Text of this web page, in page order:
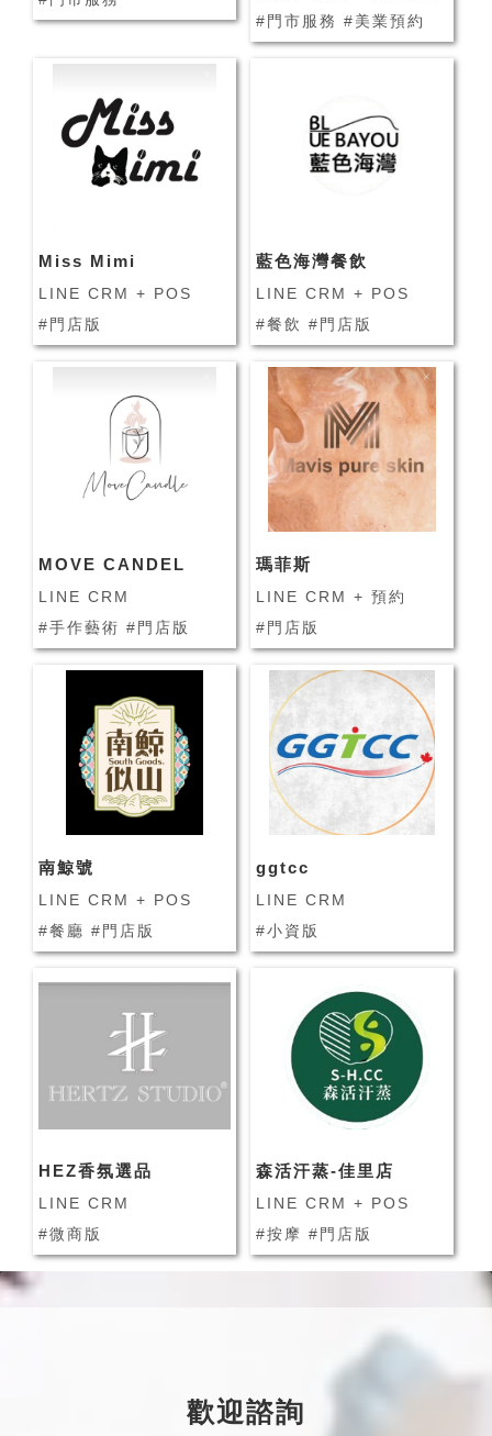
#門市服務 #美業預約
Miss Mimi
LINE CRM + POS
#門店版
藍色海灣餐飲
LINE CRM + POS
#餐飲 #門店版
MOVE CANDEL
LINE CRM
#手作藝術 #門店版
瑪菲斯
LINE CRM + 預約
#門店版
南鯨號
LINE CRM + POS
#餐廳 #門店版
ggtcc
LINE CRM
#小資版
HEZ香氛選品
LINE CRM
#微商版
森活汗蒸-佳里店
LINE CRM + POS
#按摩 #門店版
歡迎諮詢